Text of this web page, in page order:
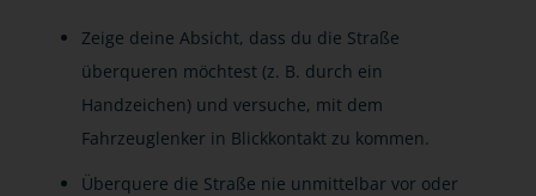
Zeige deine Absicht, dass du die Straße
überqueren möchtest (z. B. durch ein
Handzeichen) und versuche, mit dem
Fahrzeuglenker in Blickkontakt zu kommen.
Überquere die Straße nie unmittelbar vor oder